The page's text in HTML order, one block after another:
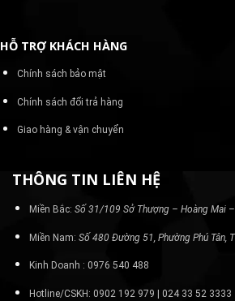
HỖ TRỢ KHÁCH HÀNG
Chính sách bảo mật
Chính sách đổi trả hàng
Giao hàng & vận chuyển
THÔNG TIN LIÊN HỆ
Miền Bắc: Số 31/109 Sở Thượng – Hoàng Mai
Miền Nam: Số 480 Đường 51, Phường Phú Tân,
Kinh Doanh : 0976 540 488
Hotline/CSKH: 0902 192 979 | 024 33 52 3333